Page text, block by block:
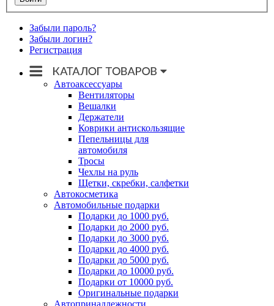
Забыли пароль?
Забыли логин?
Регистрация
Автоаксессуары
Вентиляторы
Вешалки
Держатели
Коврики антискользящие
Пепельницы для
автомобиля
Тросы
Чехлы на руль
Щетки, скребки, салфетки
Автокосметика
Автомобильные подарки
Подарки до 1000 руб.
Подарки до 2000 руб.
Подарки до 3000 руб.
Подарки до 4000 руб.
Подарки до 5000 руб.
Подарки до 10000 руб.
Подарки от 10000 руб.
Оригинальные подарки
Автопринадлежности